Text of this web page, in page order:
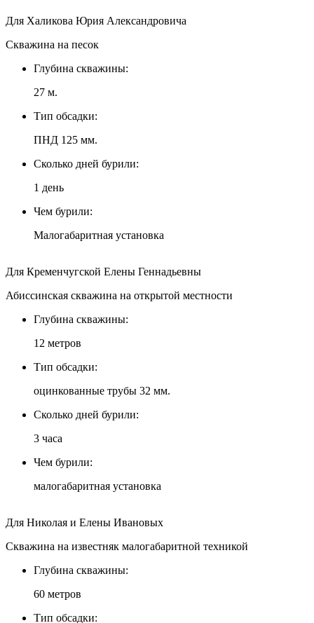
Для Халикова Юрия Александровича
Скважина на песок
Глубина скважины:
27 м.
Тип обсадки:
ПНД 125 мм.
Сколько дней бурили:
1 день
Чем бурили:
Малогабаритная установка
Для Кременчугской Елены Геннадьевны
Абиссинская скважина на открытой местности
Глубина скважины:
12 метров
Тип обсадки:
оцинкованные трубы 32 мм.
Сколько дней бурили:
3 часа
Чем бурили:
малогабаритная установка
Для Николая и Елены Ивановых
Скважина на известняк малогабаритной техникой
Глубина скважины:
60 метров
Тип обсадки: